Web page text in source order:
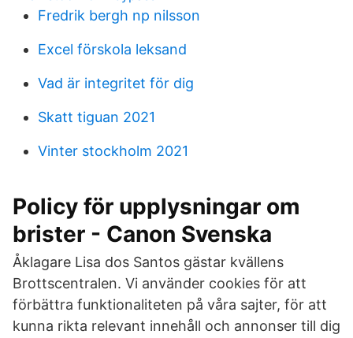
Fredrik bergh np nilsson
Excel förskola leksand
Vad är integritet för dig
Skatt tiguan 2021
Vinter stockholm 2021
Policy för upplysningar om
brister - Canon Svenska
Åklagare Lisa dos Santos gästar kvällens
Brottscentralen. Vi använder cookies för att
förbättra funktionaliteten på våra sajter, för att
kunna rikta relevant innehåll och annonser till dig